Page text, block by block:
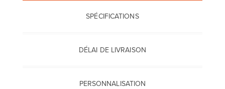
SPÉCIFICATIONS
DÉLAI DE LIVRAISON
PERSONNALISATION